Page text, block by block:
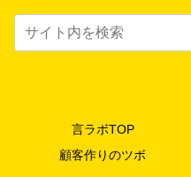
言ラボTOP
顧客作りのツボ